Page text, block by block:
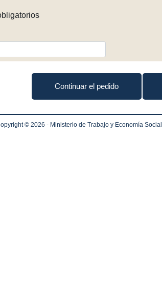
Continuar el pedido
© 2026 - Ministerio de Trabajo y Economía Social